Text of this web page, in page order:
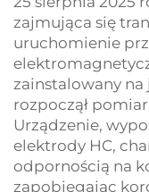
zajmująca się
uruchomienie
zainstalowany
rozpoczął
Urządzenie,
elektrody HC,
odpornością na
zapobiegając